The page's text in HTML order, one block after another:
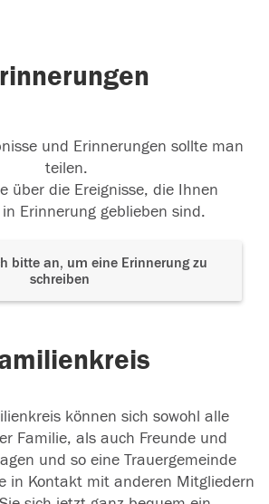
und Erinnerungen sollte man
teilen.
über die Ereignisse, die Ihnen
Erinnerung geblieben sind.
bitte an, um eine Erinnerung zu
schreiben
können sich sowohl alle
Familie, als auch Freunde und
und so eine Trauergemeinde
in Kontakt mit anderen Mitgliedern